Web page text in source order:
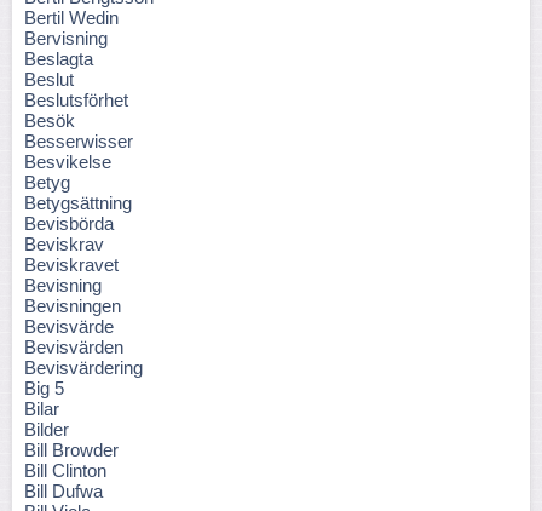
Bertil Wedin
Bervisning
Beslagta
Beslut
Beslutsförhet
Besök
Besserwisser
Besvikelse
Betyg
Betygsättning
Bevisbörda
Beviskrav
Beviskravet
Bevisning
Bevisningen
Bevisvärde
Bevisvärden
Bevisvärdering
Big 5
Bilar
Bilder
Bill Browder
Bill Clinton
Bill Dufwa